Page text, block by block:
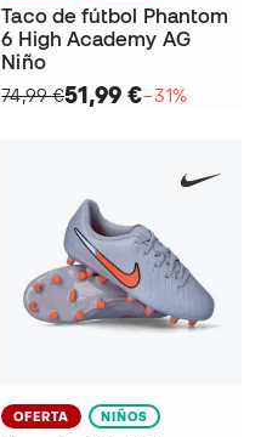
Taco de fútbol Phantom
6 High Academy AG
Niño
74,99 €51,99 €−31%
OFERTA NIÑOS